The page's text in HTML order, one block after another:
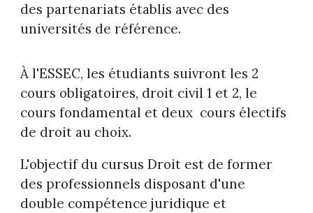
des partenariats établis avec des
universités de référence.
À l'ESSEC, les étudiants suivront les 2
cours obligatoires, droit civil 1 et 2, le
cours fondamental et deux cours électifs
de droit au choix.
L'objectif du cursus Droit est de former
des professionnels disposant d'une
double compétence juridique et